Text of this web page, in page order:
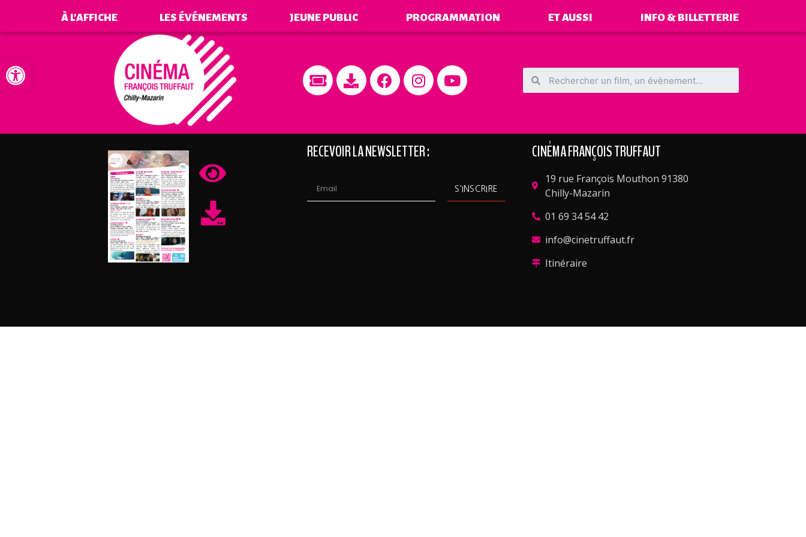
Ouvrir la barre d’outils
À L’AFFICHE LES ÉVÉNEMENTS JEUNE PUBLIC PROGRAMMATION ET AUSSI INFO & BILLETTERIE
RECEVOIR LA NEWSLETTER :
S'INSCRIRE
CINÉMA FRANÇOIS TRUFFAUT
19 rue François Mouthon 91380
Chilly-Mazarin
01 69 34 54 42
info@cinetruffaut.fr
Itinéraire